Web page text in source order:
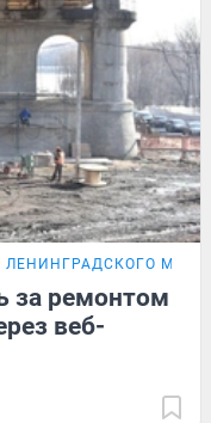
ЛЕНИНГРАДСКОГО
за ремонтом
веб-